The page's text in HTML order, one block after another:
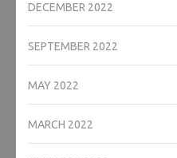
DECEMBER 2022
SEPTEMBER 2022
MAY 2022
MARCH 2022